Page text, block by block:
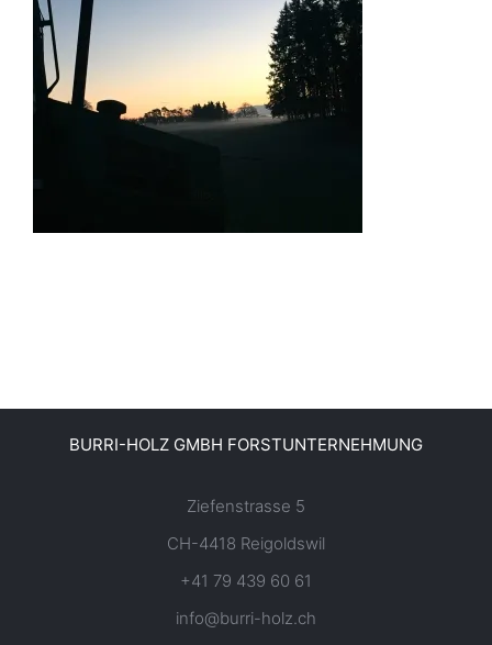
BURRI-HOLZ GMBH FORSTUNTERNEHMUNG
Ziefenstrasse 5
CH-4418 Reigoldswil
+41 79 439 60 61
info@burri-holz.ch